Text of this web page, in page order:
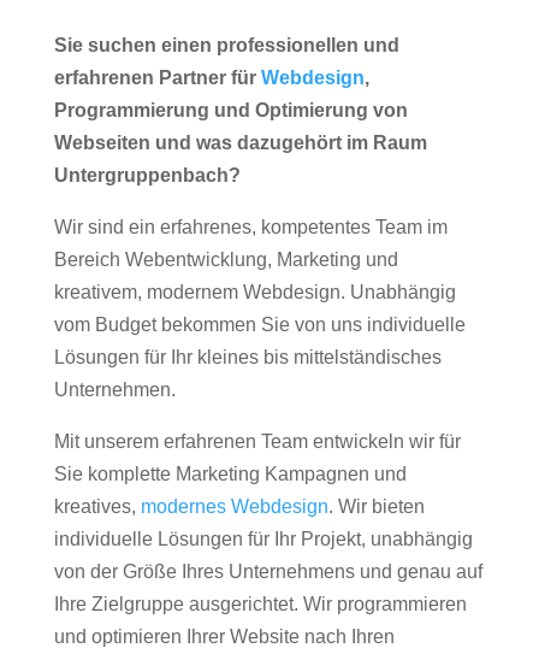
Sie suchen einen professionellen und
erfahrenen Partner für Webdesign,
Programmierung und Optimierung von
Webseiten und was dazugehört im Raum
Untergruppenbach?
Wir sind ein erfahrenes, kompetentes Team im
Bereich Webentwicklung, Marketing und
kreativem, modernem Webdesign. Unabhängig
vom Budget bekommen Sie von uns individuelle
Lösungen für Ihr kleines bis mittelständisches
Unternehmen.
Mit unserem erfahrenen Team entwickeln wir für
Sie komplette Marketing Kampagnen und
kreatives, modernes Webdesign. Wir bieten
individuelle Lösungen für Ihr Projekt, unabhängig
von der Größe Ihres Unternehmens und genau auf
Ihre Zielgruppe ausgerichtet. Wir programmieren
und optimieren Ihrer Website nach Ihren